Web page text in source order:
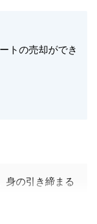
トの売却ができ
身の引き締まる